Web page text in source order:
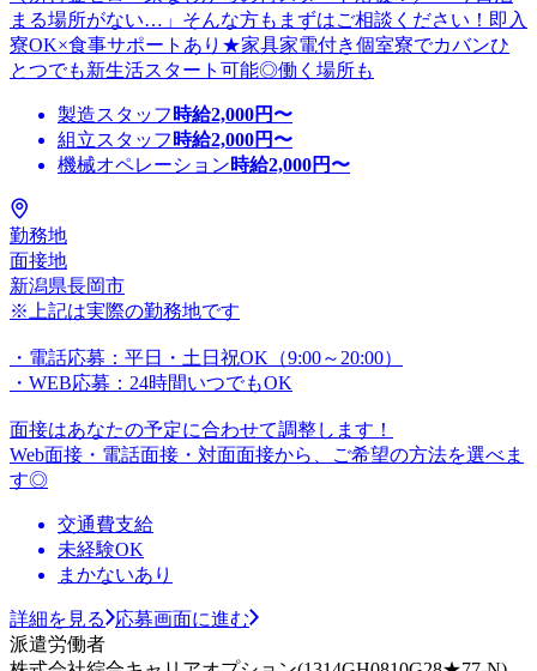
まる場所がない…」そんな方もまずはご相談ください！即入
寮OK×食事サポートあり★家具家電付き個室寮でカバンひ
とつでも新生活スタート可能◎働く場所も
製造スタッフ 時給2,000円〜
組立スタッフ 時給2,000円〜
機械オペレーション時給2,000円〜
勤務地
面接地
新潟県長岡市
※上記は実際の勤務地です
・電話応募：平日・土日祝OK（9:00～20:00）
・WEB応募：24時間いつでもOK
面接はあなたの予定に合わせて調整します！
Web面接・電話面接・対面面接から、ご希望の方法を選べま
す◎
交通費支給
未経験OK
まかないあり
詳細を見る
応募画面に進む
派遣労働者